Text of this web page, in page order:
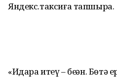
Яндекс.таксиға тапшыра.
«Идара итеү – беҙҙән. Бөтә